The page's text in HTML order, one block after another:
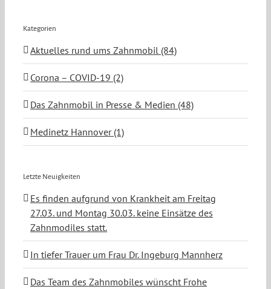
Kategorien
Aktuelles rund ums Zahnmobil (84)
Corona – COVID-19 (2)
Das Zahnmobil in Presse & Medien (48)
Medinetz Hannover (1)
Letzte Neuigkeiten
Es finden aufgrund von Krankheit am Freitag
27.03. und Montag 30.03. keine Einsätze des
Zahnmodiles statt.
In tiefer Trauer um Frau Dr. Ingeburg Mannherz
Das Team des Zahnmobiles wünscht Frohe